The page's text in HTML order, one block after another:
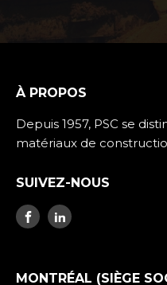
À PROPOS
Depuis 1957, PSC se
matériaux de
SUIVEZ-NOUS
MONTRÉAL (SIÈGE